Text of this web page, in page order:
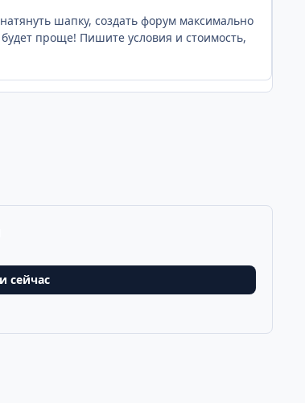
шапку, создать форум максимально
проще! Пишите условия и стоимость,
сейчас